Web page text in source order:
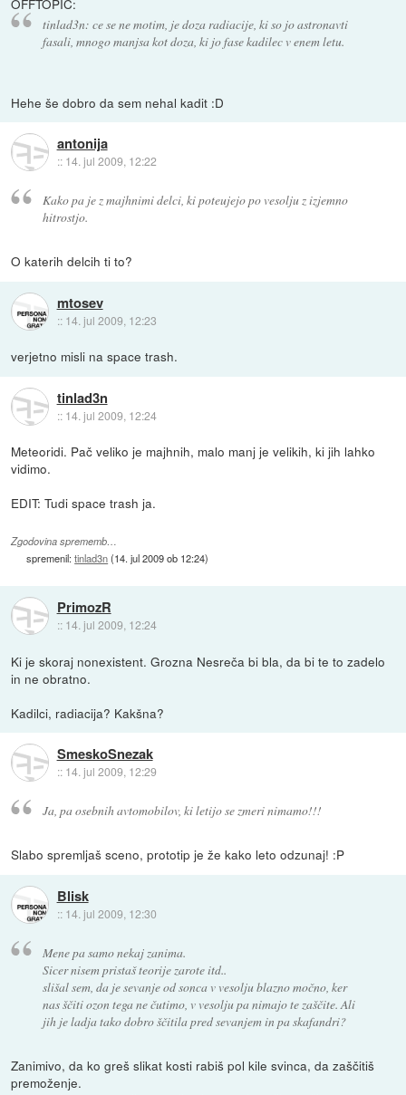
OFFTOPIC:
tinlad3n: ce se ne motim, je doza radiacije, ki so jo astronavti
fasali, mnogo manjsa kot doza, ki jo fase kadilec v enem letu.
Hehe še dobro da sem nehal kadit :D
antonija
:: 14. jul 2009, 12:22
Kako pa je z majhnimi delci, ki poteujejo po vesolju z izjemno
hitrostjo.
O katerih delcih ti to?
mtosev
:: 14. jul 2009, 12:23
verjetno misli na space trash.
tinlad3n
:: 14. jul 2009, 12:24
Meteoridi. Pač veliko je majhnih, malo manj je velikih, ki jih lahko
vidimo.
EDIT: Tudi space trash ja.
Zgodovina sprememb…
spremenil:tinlad3n(14. jul 2009 ob 12:24)
PrimozR
:: 14. jul 2009, 12:24
Ki je skoraj nonexistent. Grozna Nesreča bi bla, da bi te to zadelo
in ne obratno.
Kadilci, radiacija? Kakšna?
SmeskoSnezak
:: 14. jul 2009, 12:29
Ja, pa osebnih avtomobilov, ki letijo se zmeri nimamo!!!
Slabo spremljaš sceno, prototip je že kako leto odzunaj! :P
Blisk
:: 14. jul 2009, 12:30
Mene pa samo nekaj zanima.
Sicer nisem pristaš teorije zarote itd..
slišal sem, da je sevanje od sonca v vesolju blazno močno, ker
nas ščiti ozon tega ne čutimo, v vesolju pa nimajo te zaščite. Ali
jih je ladja tako dobro ščitila pred sevanjem in pa skafandri?
Zanimivo, da ko greš slikat kosti rabiš pol kile svinca, da zaščitiš
premoženje.